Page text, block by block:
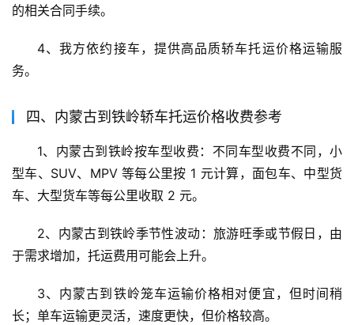
的相关合同手续。
4、我方依约接车，提供高品质轿车托运价格运输服
务。
四、内蒙古到铁岭轿车托运价格收费参考
1、内蒙古到铁岭按车型收费：不同车型收费不同，小
型车、SUV、MPV 等每公里按 1 元计算，面包车、中型货
车、大型货车等每公里收取 2 元。
2、内蒙古到铁岭季节性波动：旅游旺季或节假日，由
于需求增加，托运费用可能会上升。
3、内蒙古到铁岭笼车运输价格相对便宜，但时间稍
长；单车运输更灵活，速度更快，但价格较高。